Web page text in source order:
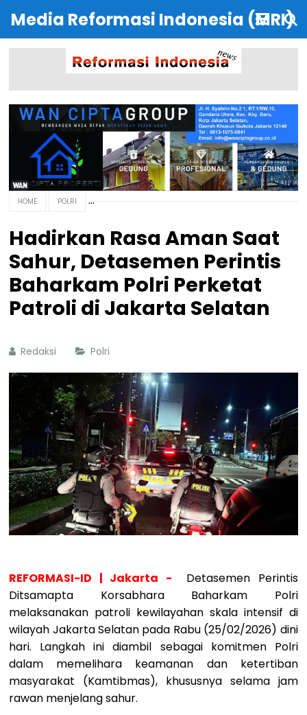
Media Reformasi Indonesia (MRI)
HOME POLRI
Hadirkan Rasa Aman Saat
Sahur, Detasemen Perintis
Baharkam Polri Perketat
Patroli di Jakarta Selatan
Redaksi Polri
REFORMASI-ID | Jakarta - Detasemen Perintis
Ditsamapta Korsabhara Baharkam Polri
melaksanakan patroli kewilayahan skala intensif di
wilayah Jakarta Selatan pada Rabu (25/02/2026) dini
hari. Langkah ini diambil sebagai komitmen Polri
dalam memelihara keamanan dan ketertiban
masyarakat (Kamtibmas), khususnya selama jam
rawan menjelang sahur.